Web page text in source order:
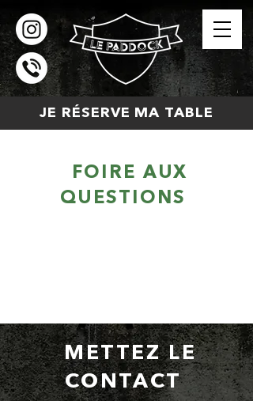
JE RÉSERVE MA TABLE
FOIRE AUX
QUESTIONS
METTEZ LE
CONTACT